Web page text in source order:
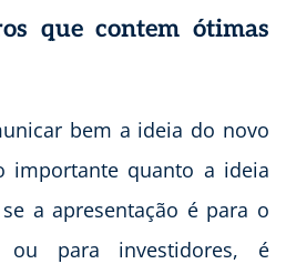
que contem ótimas
bem a ideia do novo
importante quanto a ideia
a apresentação é para o
ou para investidores, é